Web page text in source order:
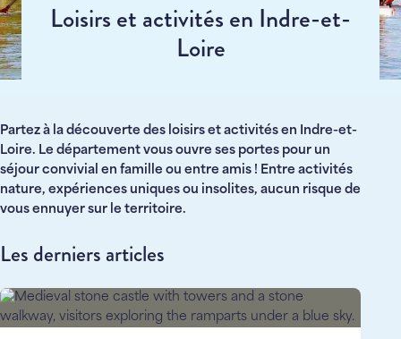
Loisirs et activités en Indre-et-
Loire
Partez à la découverte des loisirs et activités en Indre-et-
Loire. Le département vous ouvre ses portes pour un
séjour convivial en famille ou entre amis ! Entre activités
nature, expériences uniques ou insolites, aucun risque de
vous ennuyer sur le territoire.
Les derniers articles